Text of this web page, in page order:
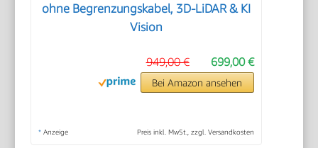
ohne Begrenzungskabel, 3D-LiDAR & KI
Vision
699,00 €
949,00 €
Bei Amazon ansehen
* Anzeige Preis inkl. MwSt., zzgl. Versandkosten